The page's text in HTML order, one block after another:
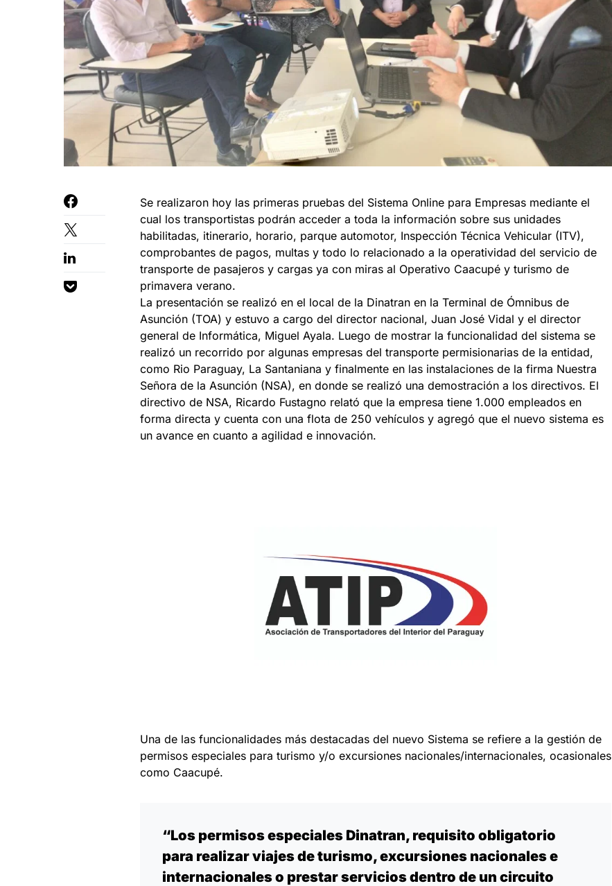
Se realizaron hoy las primeras pruebas del Sistema Online para Empresas mediante el
cual los transportistas podrán acceder a toda la información sobre sus unidades
habilitadas, itinerario, horario, parque automotor, Inspección Técnica Vehicular (ITV),
comprobantes de pagos, multas y todo lo relacionado a la operatividad del servicio de
transporte de pasajeros y cargas ya con miras al Operativo Caacupé y turismo de
primavera verano.
La presentación se realizó en el local de la Dinatran en la Terminal de Ómnibus de
Asunción (TOA) y estuvo a cargo del director nacional, Juan José Vidal y el director
general de Informática, Miguel Ayala. Luego de mostrar la funcionalidad del sistema se
realizó un recorrido por algunas empresas del transporte permisionarias de la entidad,
como Rio Paraguay, La Santaniana y finalmente en las instalaciones de la firma Nuestra
Señora de la Asunción (NSA), en donde se realizó una demostración a los directivos. El
directivo de NSA, Ricardo Fustagno relató que la empresa tiene 1.000 empleados en
forma directa y cuenta con una flota de 250 vehículos y agregó que el nuevo sistema es
un avance en cuanto a agilidad e innovación.
Una de las funcionalidades más destacadas del nuevo Sistema se refiere a la gestión de
permisos especiales para turismo y/o excursiones nacionales/internacionales, ocasionales
como Caacupé.
“Los permisos especiales Dinatran, requisito obligatorio
para realizar viajes de turismo, excursiones nacionales e
internacionales o prestar servicios dentro de un circuito